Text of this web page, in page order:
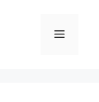
Menu